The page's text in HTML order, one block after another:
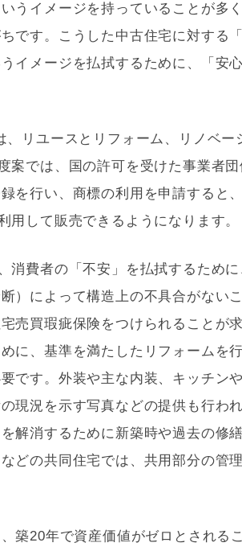
うイメージを持っていることが多
です。こうした中古住宅に対する
イメージを払拭するために、「安
、リユースと リフォーム 、 リノベー
案では、国の許可を受けた事業者
を行い、商標の利用を申請すると
用して販売できるようになります。
消費者の「不安」を払拭するために
断）によって構造上の不具合がない
売買瑕疵保険をつけられることが
に、基準を満たした リフォーム を
です。外装や主な内装、キッチン
現況を示す写真などの提供も行わ
解消するために新築時や過去の修
どの共同住宅では、共用部分の管
築20年で資産価値がゼロとされる